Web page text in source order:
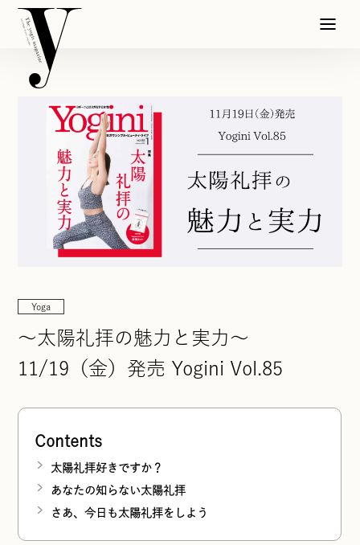
Yoga
〜太陽礼拝の魅力と実力〜
11/19（金）発売 Yogini Vol.85
Contents
太陽礼拝好きですか？
あなたの知らない太陽礼拝
さあ、今日も太陽礼拝をしよう